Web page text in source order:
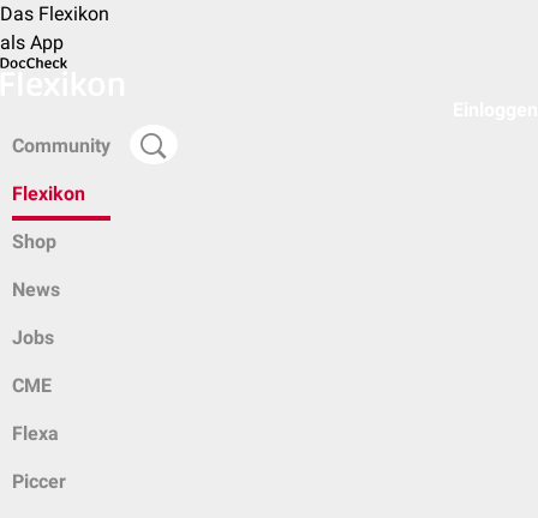
Das Flexikon
als App
Community
Flexikon
Shop
News
Jobs
CME
Flexa
Piccer